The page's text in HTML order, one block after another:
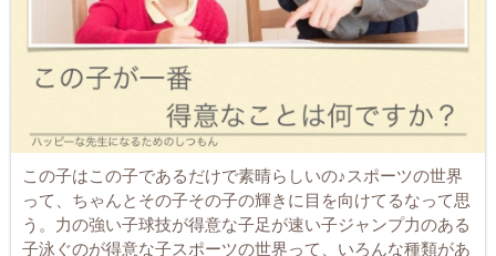
この子はこの子であるだけで素晴らしいの♪スポーツの世界
って、ちゃんとその子その子の輝きに目を向けてるなって思
う。力の強い子球技が得意な子足が速い子ジャンプ力のある
子泳ぐのが得意な子スポーツの世界って、いろんな種類があ